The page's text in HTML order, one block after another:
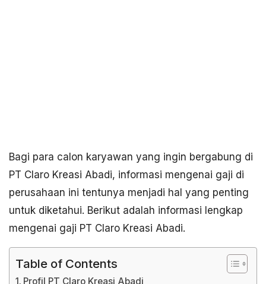
Bagi para calon karyawan yang ingin bergabung di
PT Claro Kreasi Abadi, informasi mengenai gaji di
perusahaan ini tentunya menjadi hal yang penting
untuk diketahui. Berikut adalah informasi lengkap
mengenai gaji PT Claro Kreasi Abadi.
Table of Contents
Profil PT Claro Kreasi Abadi